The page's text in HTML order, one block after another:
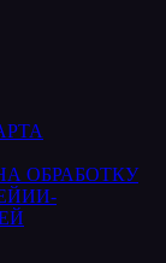
ОБРАБОТКУ
ИИ-